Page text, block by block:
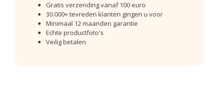
Gratis verzending vanaf 100 euro
30.000+ tevreden klanten gingen u voor
Minimaal 12 maanden garantie
Echte productfoto's
Veilig betalen